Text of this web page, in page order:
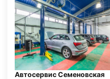
Автосервис Семеновская